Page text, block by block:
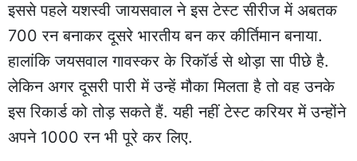
इससे पहले यशस्वी जायसवाल ने इस टेस्ट सीरीज में अबतक
700 रन बनाकर दूसरे भारतीय बन कर कीर्तिमान बनाया.
हालांकि जयसवाल गावस्कर के रिकॉर्ड से थोड़ा सा पीछे है.
लेकिन अगर दूसरी पारी में उन्हें मौका मिलता है तो वह उनके
इस रिकार्ड को तोड़ सकते हैं. यही नहीं टेस्ट करियर में उन्होंने
अपने 1000 रन भी पूरे कर लिए.